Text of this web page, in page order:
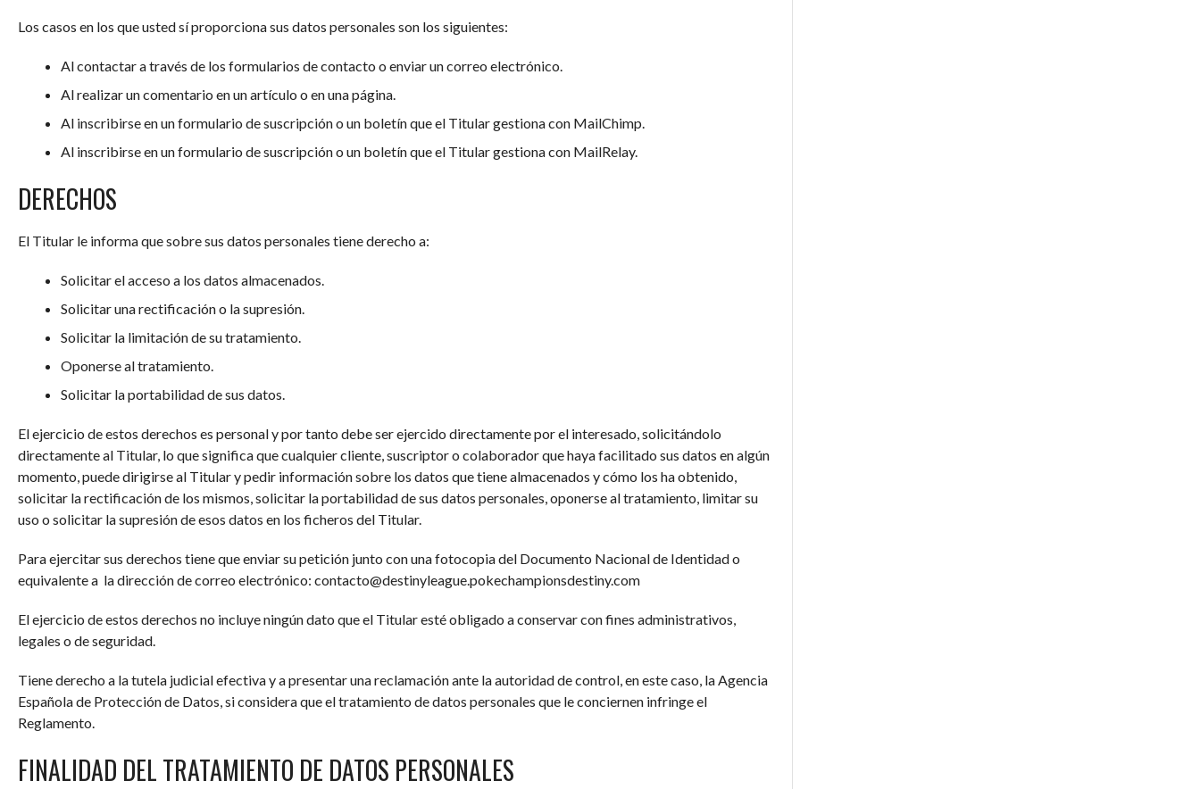
Los casos en los que usted sí proporciona sus datos personales son los siguientes:
Al contactar a través de los formularios de contacto o enviar un correo electrónico.
Al realizar un comentario en un artículo o en una página.
Al inscribirse en un formulario de suscripción o un boletín que el Titular gestiona con MailChimp.
Al inscribirse en un formulario de suscripción o un boletín que el Titular gestiona con MailRelay.
DERECHOS
El Titular le informa que sobre sus datos personales tiene derecho a:
Solicitar el acceso a los datos almacenados.
Solicitar una rectificación o la supresión.
Solicitar la limitación de su tratamiento.
Oponerse al tratamiento.
Solicitar la portabilidad de sus datos.
El ejercicio de estos derechos es personal y por tanto debe ser ejercido directamente por el interesado, solicitándolo
directamente al Titular, lo que significa que cualquier cliente, suscriptor o colaborador que haya facilitado sus datos en algún
momento, puede dirigirse al Titular y pedir información sobre los datos que tiene almacenados y cómo los ha obtenido,
solicitar la rectificación de los mismos, solicitar la portabilidad de sus datos personales, oponerse al tratamiento, limitar su
uso o solicitar la supresión de esos datos en los ficheros del Titular.
Para ejercitar sus derechos tiene que enviar su petición junto con una fotocopia del Documento Nacional de Identidad o
equivalente a la dirección de correo electrónico: contacto@destinyleague.pokechampionsdestiny.com
El ejercicio de estos derechos no incluye ningún dato que el Titular esté obligado a conservar con fines administrativos,
legales o de seguridad.
Tiene derecho a la tutela judicial efectiva y a presentar una reclamación ante la autoridad de control, en este caso, la Agencia
Española de Protección de Datos, si considera que el tratamiento de datos personales que le conciernen infringe el
Reglamento.
FINALIDAD DEL TRATAMIENTO DE DATOS PERSONALES